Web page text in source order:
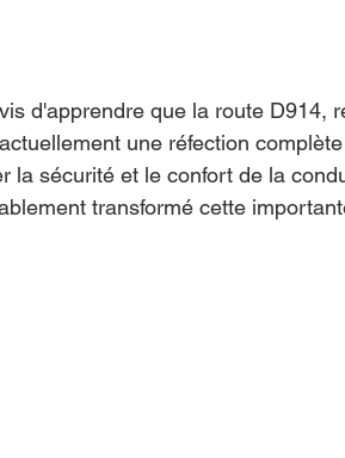
d'apprendre que la route D914,
une réfection
la sécurité et le confort de la
transformé cette